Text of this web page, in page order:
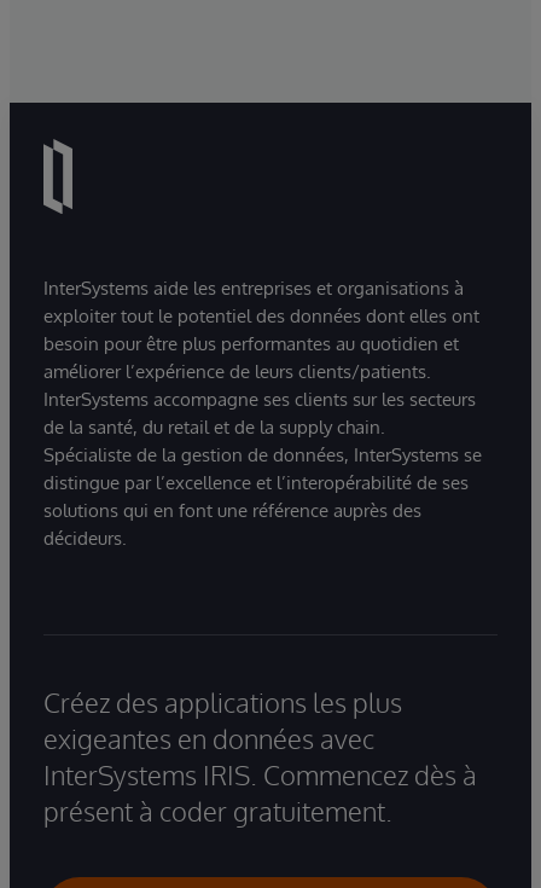
InterSystems aide les entreprises et organisations à
exploiter tout le potentiel des données dont elles ont
besoin pour être plus performantes au quotidien et
améliorer l’expérience de leurs clients/patients.
InterSystems accompagne ses clients sur les secteurs
de la santé, du retail et de la supply chain.
Spécialiste de la gestion de données, InterSystems se
distingue par l’excellence et l’interopérabilité de ses
solutions qui en font une référence auprès des
décideurs.
Créez des applications les plus
exigeantes en données avec
InterSystems IRIS. Commencez dès à
présent à coder gratuitement.